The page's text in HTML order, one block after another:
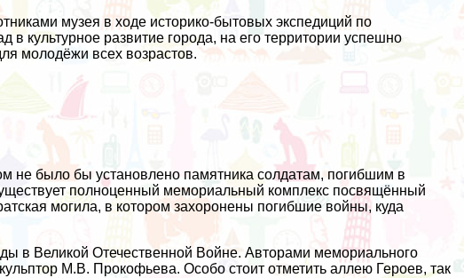
музея в ходе историко-бытовых экспедиций по
в культурное развитие города, на его территории успешно
молодёжи всех возрастов.
не было бы установлено памятника солдатам, погибшим в
полноценный мемориальный комплекс посвящённый
могила, в котором захоронены погибшие войны, куда
в Великой Отечественной Войне. Авторами мемориального
М.В. Прокофьева. Особо стоит отметить аллею Героев, так